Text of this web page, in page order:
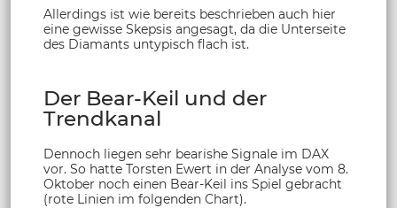
Allerdings ist wie bereits beschrieben auch hier
eine gewisse Skepsis angesagt, da die Unterseite
des Diamants untypisch flach ist.
Der Bear-Keil und der
Trendkanal
Dennoch liegen sehr bearishe Signale im DAX
vor. So hatte Torsten Ewert in der Analyse vom 8.
Oktober noch einen Bear-Keil ins Spiel gebracht
(rote Linien im folgenden Chart).